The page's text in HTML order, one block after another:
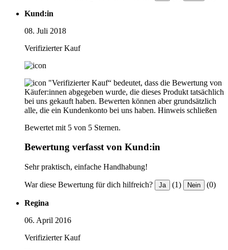
Kund:in
08. Juli 2018
Verifizierter Kauf
"Verifizierter Kauf“ bedeutet, dass die Bewertung von
Käufer:innen abgegeben wurde, die dieses Produkt tatsächlich
bei uns gekauft haben. Bewerten können aber grundsätzlich
alle, die ein Kundenkonto bei uns haben. Hinweis schließen
Bewertet mit 5 von 5 Sternen.
Bewertung verfasst von Kund:in
Sehr praktisch, einfache Handhabung!
War diese Bewertung für dich hilfreich? Ja (1) Nein (0)
Regina
06. April 2016
Verifizierter Kauf